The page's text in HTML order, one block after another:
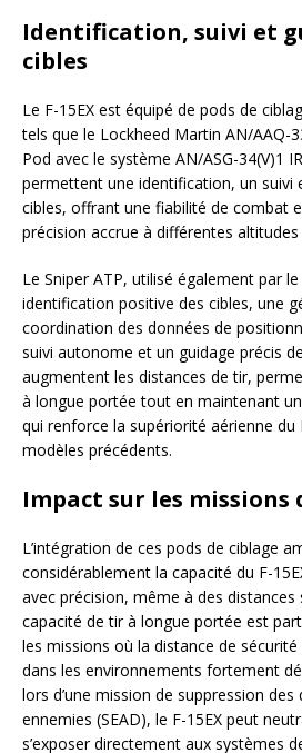
Identification, suivi et
cibles
Le F-15EX est équipé de pods de
tels que le Lockheed Martin AN/AAQ-
Pod avec le système AN/ASG-34(V)1
permettent une identification, un suivi
cibles, offrant une fiabilité de combat
précision accrue à différentes altitudes
Le Sniper ATP, utilisé également par
identification positive des cibles, une
coordination des données de
suivi autonome et un guidage précis
augmentent les distances de tir,
à longue portée tout en maintenant
qui renforce la supériorité aérienne du
modèles précédents.
Impact sur les missions
L’intégration de ces pods de ciblage
considérablement la capacité du F-
avec précision, même à des distances
capacité de tir à longue portée est
les missions où la distance de
dans les environnements fortement
lors d’une mission de suppression des
ennemies (SEAD), le F-15EX peut
s’exposer directement aux systèmes